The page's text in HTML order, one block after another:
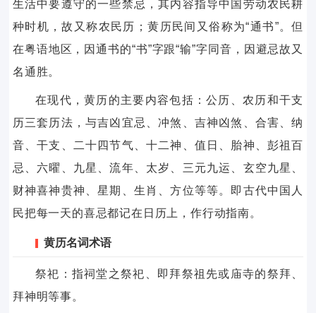
生活中要遵守的一些禁忌，其内容指导中国劳动农民耕
种时机，故又称农民历；黄历民间又俗称为“通书”。但
在粤语地区，因通书的“书”字跟“输”字同音，因避忌故又
名通胜。
在现代，黄历的主要内容包括：公历、农历和干支
历三套历法，与吉凶宜忌、冲煞、吉神凶煞、合害、纳
音、干支、二十四节气、十二神、值日、胎神、彭祖百
忌、六曜、九星、流年、太岁、三元九运、玄空九星、
财神喜神贵神、星期、生肖、方位等等。即古代中国人
民把每一天的喜忌都记在日历上，作行动指南。
黄历名词术语
祭祀：指祠堂之祭祀、即拜祭祖先或庙寺的祭拜、
拜神明等事。